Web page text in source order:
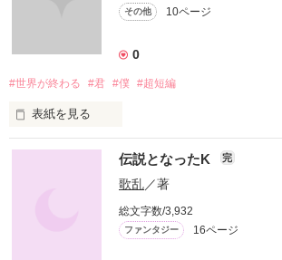
その他 10ページ
0
#世界が終わる #君 #僕 #超短編
表紙を見る
世界が終わる日
伝説となったK 完
歌乱／著
総文字数/3,932
ファンタジー 16ページ